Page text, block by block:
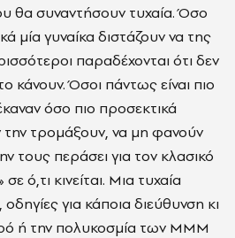
θα συναντήσουν τυχαία. Όσο
μία γυναίκα διστάζουν να της
παραδέχονται ότι δεν
κάνουν. Όσοι πάντως είναι πιο
όσο πιο προσεκτικά
τρομάξουν, να μη φανούν
τους περάσει για τον κλασικό
ό,τι κινείται. Μια τυχαία
για κάποια διεύθυνση κι
ή την πολυκοσμία των ΜΜΜ